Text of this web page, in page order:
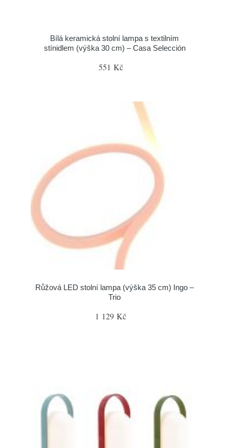
Bílá keramická stolní lampa s textilním
stínidlem (výška 30 cm) – Casa Selección
551 Kč
Růžová LED stolní lampa (výška 35 cm) Ingo –
Trio
1 129 Kč